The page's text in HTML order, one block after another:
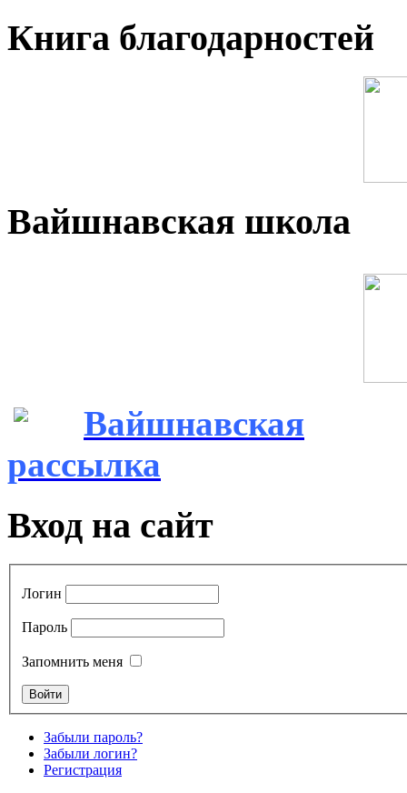
Книга благодарностей
Вайшнавская школа
Вайшнавская
рассылка
Вход на сайт
Логин
Пароль
Запомнить меня
Забыли пароль?
Забыли логин?
Регистрация